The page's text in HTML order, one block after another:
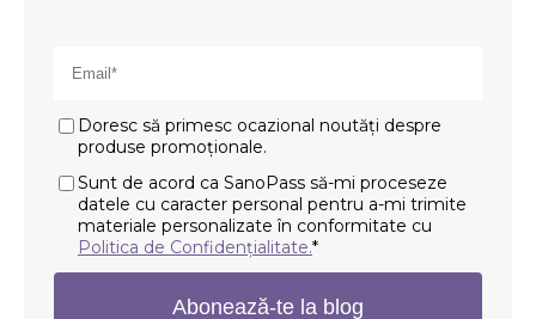
Doresc să primesc ocazional noutăți despre
produse promoționale.
Sunt de acord ca SanoPass să-mi proceseze
datele cu caracter personal pentru a-mi trimite
materiale personalizate în conformitate cu
Politica de Confidențialitate.*